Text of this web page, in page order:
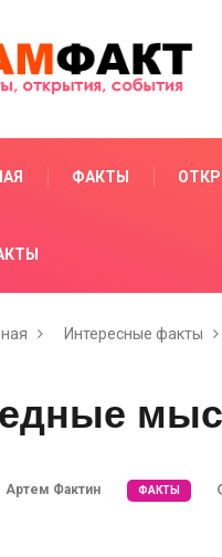
ФАКТЫ
Интересные факты
Артем Фактин ФАКТЫ